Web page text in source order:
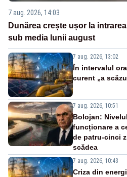
7 aug. 2026, 14:03
Dunărea crește ușor la
sub media lunii august
7 aug. 2026, 13:02
În intervalul
curent „a
7 aug. 2026, 10:51
Bolojan:
funcționare a
de patru-cinci
scădea
7 aug. 2026, 10:43
Criza din